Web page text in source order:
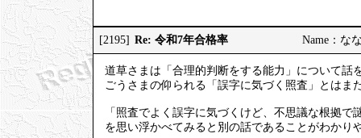
[2195] Re: 令和7年合格率 Name：な
道草さまは「合理的判断をする能力」について話
ごうさまの仰られる「誤字に気づく照査」とはま
「照査でよく誤字に気づくけど、不思議な根拠で
を思い浮かべてみると別の話であることがわかり